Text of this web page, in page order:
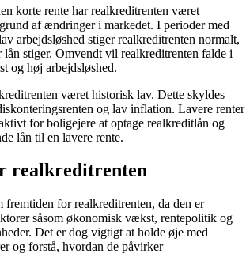
korte rente har realkreditrenten været
af ændringer i markedet. I perioder med
arbejdsløshed stiger realkreditrenten normalt,
lån stiger. Omvendt vil realkreditrenten falde i
og høj arbejdsløshed.
været historisk lav. Dette skyldes
og lav inflation. Lavere renter
for boligejere at optage realkreditlån og
lån til en lavere rente.
realkreditrenten
fremtiden for realkreditrenten, da den er
såsom økonomisk vækst, rentepolitik og
Det er dog vigtigt at holde øje med
og forstå, hvordan de påvirker